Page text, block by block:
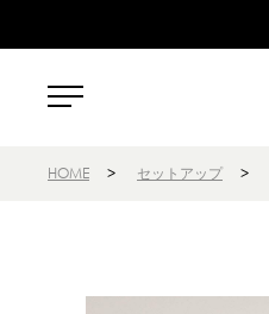
HOME > セットアップ >